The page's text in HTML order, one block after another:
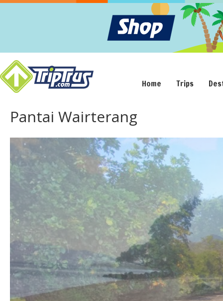
Home Trips
Pantai Wairterang